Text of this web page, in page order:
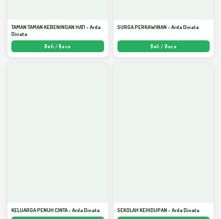
TAMAN TAMAN KEBENINGAN HATI - Arda
Dinata
Beli / Baca
SURGA PERKAWINAN - Arda Dinata
Beli / Baca
KELUARGA PENUH CINTA - Arda Dinata SEKOLAH KEHIDUPAN - Arda Dinata